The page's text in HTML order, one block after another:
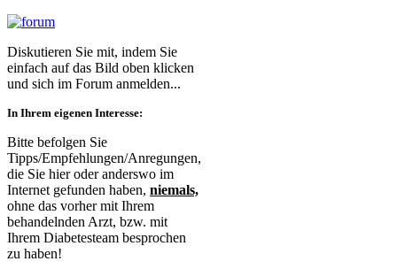
Diskutieren Sie mit, indem Sie
einfach auf das Bild oben klicken
und sich im Forum anmelden...
In Ihrem eigenen Interesse:
Bitte befolgen Sie
Tipps/Empfehlungen/Anregungen,
die Sie hier oder anderswo im
Internet gefunden haben, niemals,
ohne das vorher mit Ihrem
behandelnden Arzt, bzw. mit
Ihrem Diabetesteam besprochen
zu haben!